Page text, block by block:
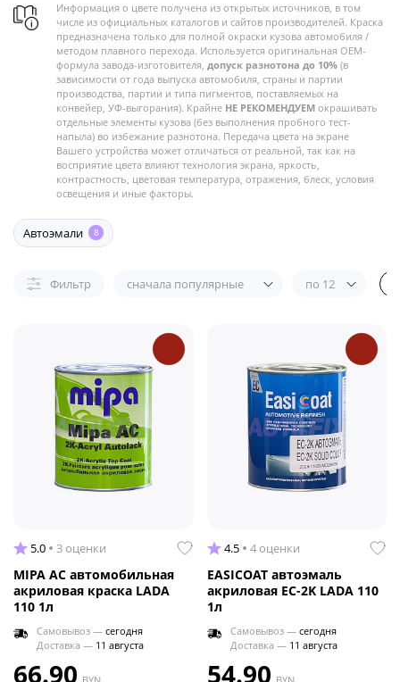
Информация о цвете получена из открытых источников, в том
числе из официальных каталогов и сайтов производителей. Краска
предназначена только для полной окраски кузова автомобиля /
методом плавного перехода. Используется оригинальная OEM-
формула завода-изготовителя, допуск разнотона до 10% (в
зависимости от года выпуска автомобиля, страны и партии
производства, партии и типа пигментов, поставляемых на
конвейер, УФ-выгорания). Крайне НЕ РЕКОМЕНДУЕМ окрашивать
отдельные элементы кузова (без выполнения пробного тест-
напыла) во избежание разнотона. Передача цвета на экране
Вашего устройства может отличаться от реальной, так как на
восприятие цвета влияют технология экрана, яркость,
контрастность, цветовая температура, отражения, блеск, условия
освещения и иные факторы.
Автоэмали 8
Фильтр сначала популярные по 12
5.0 3 оценки
MIPA AC автомобильная
акриловая краска LADA
110 1л
Самовывоз — сегодня
Доставка — 11 августа
66.90
4.5 4 оценки
EASICOAT автоэмаль
акриловая EC-2K LADA 110
1л
Самовывоз — сегодня
Доставка — 11 августа
54.90